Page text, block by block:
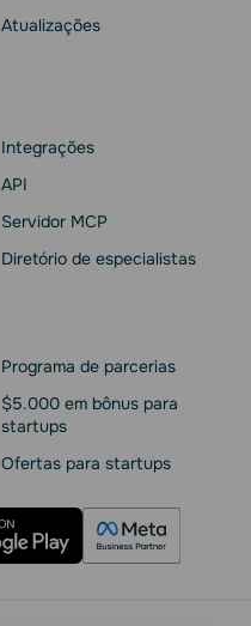
Atualizações
Integrações
API
Servidor MCP
Diretório de especialistas
Programa de parcerias
$5.000 em bônus para
startups
Ofertas para startups